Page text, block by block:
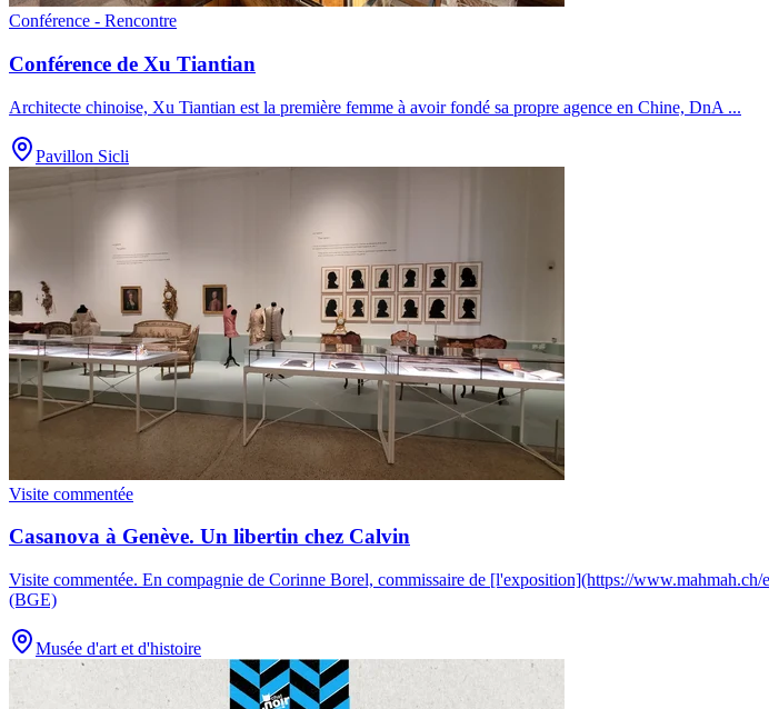
Conférence - Rencontre
Conférence de Xu Tiantian
Architecte chinoise, Xu Tiantian est la première femme à avoir fondé sa propre agence en Chine, DnA ...
Pavillon Sicli
Visite commentée
Casanova à Genève. Un libertin chez Calvin
Visite commentée. En compagnie de Corinne Borel, commissaire de [l'exposition](https://
(BGE)
Musée d'art et d'histoire